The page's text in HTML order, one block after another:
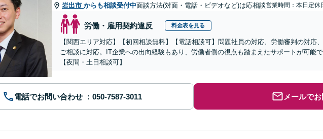
岩出市 からも相談受付中面談方法(対面・電話・ビデオなど)は応相談営業時間：本日定休
労働・雇用契約違反 料金表を見る
【関西エリア対応】【初回相談無料】【電話相談可】問題社員の対応、労働審判の対応
ご相談に対応。IT企業への出向経験もあり、労働者側の視点も踏まえたサポートが可能
【夜間・土日相談可】
電話でお問い合わせ メールで